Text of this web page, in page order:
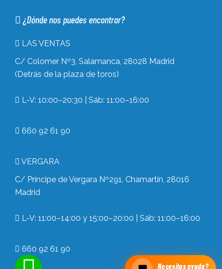
Necesitas ayuda?
¿Dónde nos puedes encontrar?
LAS VENTAS
C/ Colomer Nº3, Salamanca, 28028 Madrid
(Detrás de la plaza de toros)
L-V: 10:00–20:30 | Sáb: 11:00–16:00
660 92 61 90
VERGARA
C/ Príncipe de Vergara Nº291, Chamartín, 28016
Madrid
L-V: 11:00–14:00 y 15:00–20:00 | Sáb: 11:00–16:00
660 92 61 90